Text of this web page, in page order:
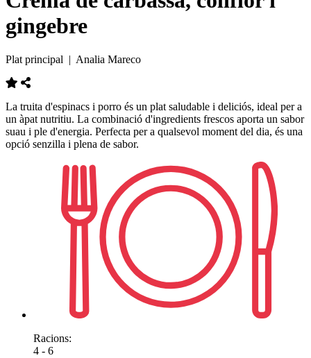
gingebre
Plat principal | Analia Mareco
La truita d'espinacs i porro és un plat saludable i deliciós, ideal per a
un àpat nutritiu. La combinació d'ingredients frescos aporta un sabor
suau i ple d'energia. Perfecta per a qualsevol moment del dia, és una
opció senzilla i plena de sabor.
Racions:
4 - 6